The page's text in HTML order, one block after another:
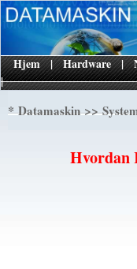
|
Hjem | Hardware |
*Datamaskin>>
Hvordan